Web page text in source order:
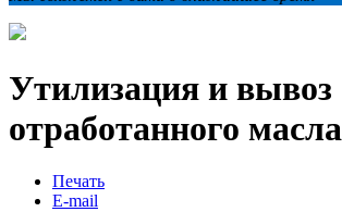
Утилизация и вывоз
отработанного масла
Печать
E-mail